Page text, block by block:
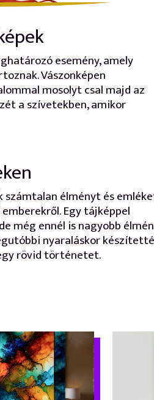
esemény, amely
Vászonképen
mosolyt csal majd az
a szívetekben, amikor
számtalan élményt és
Egy tájképpel
még ennél is nagyobb
nyaraláskor
rövid történetet.